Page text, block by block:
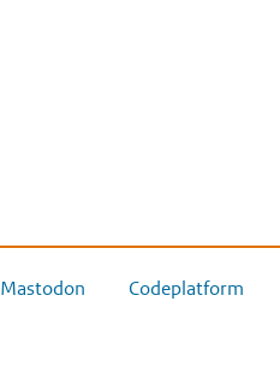
Mastodon Codeplatform